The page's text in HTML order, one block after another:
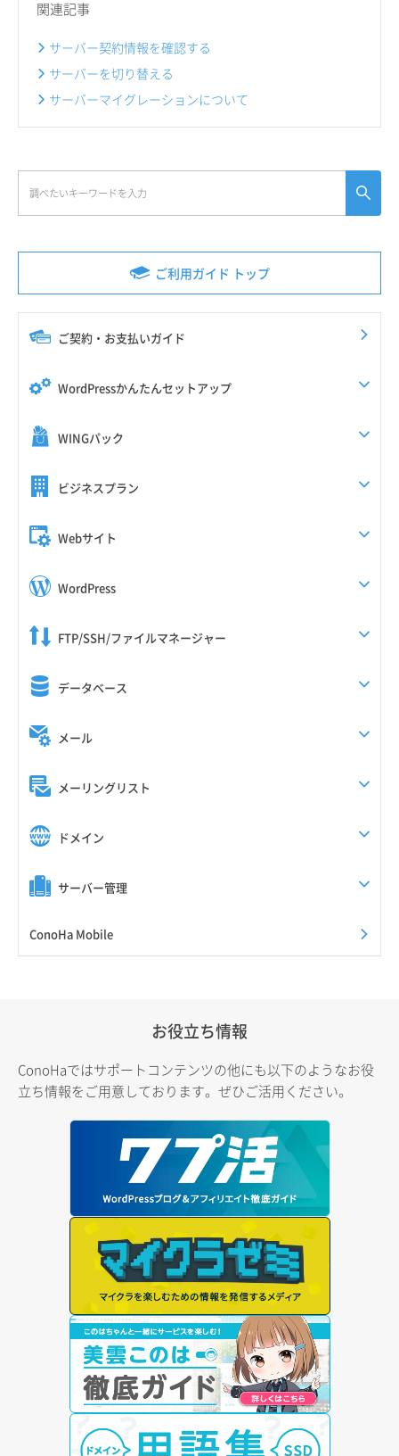
ご利用ガイド トップ
ご契約・お支払いガイド
WordPressかんたんセットアップ
WINGパック
ビジネスプラン
Webサイト
WordPress
FTP/SSH/ファイルマネージャー
データベース
メール
メーリングリスト
ドメイン
サーバー管理
ConoHa Mobile
関連記事
サーバー契約情報を確認する
サーバーを切り替える
サーバーマイグレーションについて
お役立ち情報
ConoHaではサポートコンテンツの他にも以下のようなお役
立ち情報をご用意しております。ぜひご活用ください。